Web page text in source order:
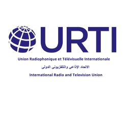
contenu
principal